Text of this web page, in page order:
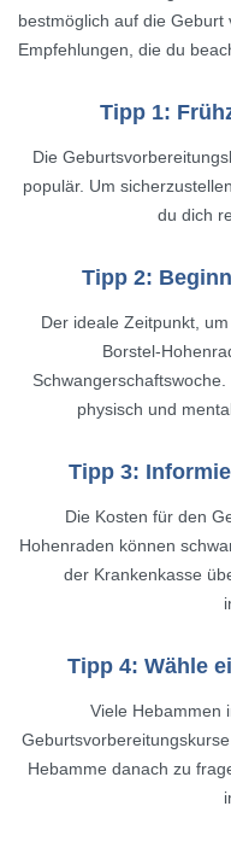
bestmöglich auf die
Empfehlungen, die du
Tipp 1:
Die
populär. Um
du dich
Tipp 2:
Der ideale Zeitpunkt,
Borstel-
physisch und
Tipp 3:
Die Kosten für den
Hohenraden können
der Krankenkasse
Tipp 4: Wähle
Viele Hebammen
Hebamme danach zu